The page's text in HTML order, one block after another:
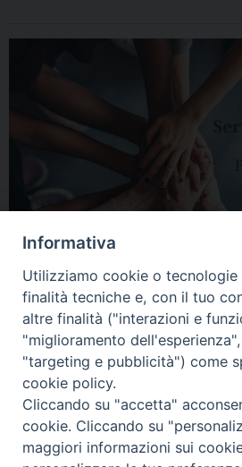
HOME DIOCESI VESCOVO
APPUNTAMENTI CONTATTI
Copyright © 2018 - 2021Diocesi di Adria
Informativa
Utilizziamo cookie o tecnologie
finalità tecniche e, con il tuo
altre finalità ("interazioni e
"miglioramento
"targeting e pubblicità") come
cookie policy.
Cliccando su "accetta"
cookie. Cliccando su
maggiori informazioni sui